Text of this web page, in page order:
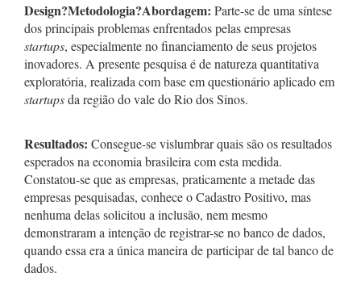
Design?Metodologia?Abordagem: Parte-se de uma síntese
dos principais problemas enfrentados pelas empresas
startups, especialmente no financiamento de seus projetos
inovadores. A presente pesquisa é de natureza quantitativa
exploratória, realizada com base em questionário aplicado em
startupsda região do vale do Rio dos Sinos.
Resultados: Consegue-se vislumbrar quais são os resultados
esperados na economia brasileira com esta medida.
Constatou-se que as empresas, praticamente a metade das
empresas pesquisadas, conhece o Cadastro Positivo, mas
nenhuma delas solicitou a inclusão, nem mesmo
demonstraram a intenção de registrar-se no banco de dados,
quando essa era a única maneira de participar de tal banco de
dados.